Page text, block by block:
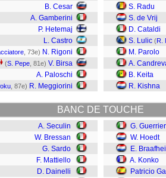
B. Cesar
A. Gamberini
P. Hetemaj
L. Castro
, 73e) N. Rigoni
(S. Pepe , 81e) V. Birsa
A. Paloschi
, 87e) R. Meggiorini
S. Radu
S. de Vrij
D. Cataldi
S. Lulic (R.
M. Parolo
A.
B. Keita
R. Kishna
BANC DE TOUCHE
A. Seculin
W. Bressan
G. Sardo
F. Mattiello
D. Dainelli
G.
W. Hoedt
E.
A. Konko
Patricio